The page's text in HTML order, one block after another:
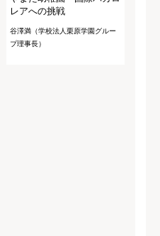
レアへの挑戦
谷澤満（学校法人栗原学園グルー
プ理事長）